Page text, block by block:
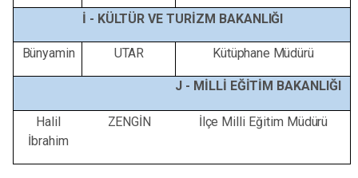
İ - KÜLTÜR VETURİZM BAKANLIĞI
Bünyamin UTAR Kütüphane Müdürü
J - MİLLİ EĞİTİM BAKANLIĞI
Halil
İbrahim
ZENGİN İlçe Milli Eğitim Müdürü